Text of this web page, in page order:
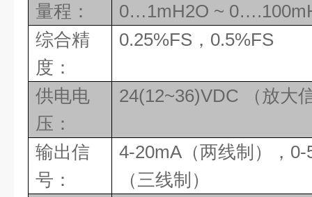
量程：
0…1mH2O ~
综合精
度：
0.25%FS，0.5%FS
供电电
压：
24(12~36)VDC （放大
输出信
号：
4-20mA（两线制），0-
（三线制）